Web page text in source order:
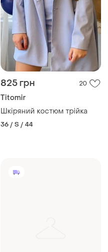
825 грн 20
Titomir
Шкіряний костюм трійка
36 / S / 44